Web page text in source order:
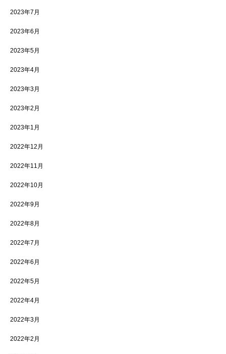
2023年7月
2023年6月
2023年5月
2023年4月
2023年3月
2023年2月
2023年1月
2022年12月
2022年11月
2022年10月
2022年9月
2022年8月
2022年7月
2022年6月
2022年5月
2022年4月
2022年3月
2022年2月